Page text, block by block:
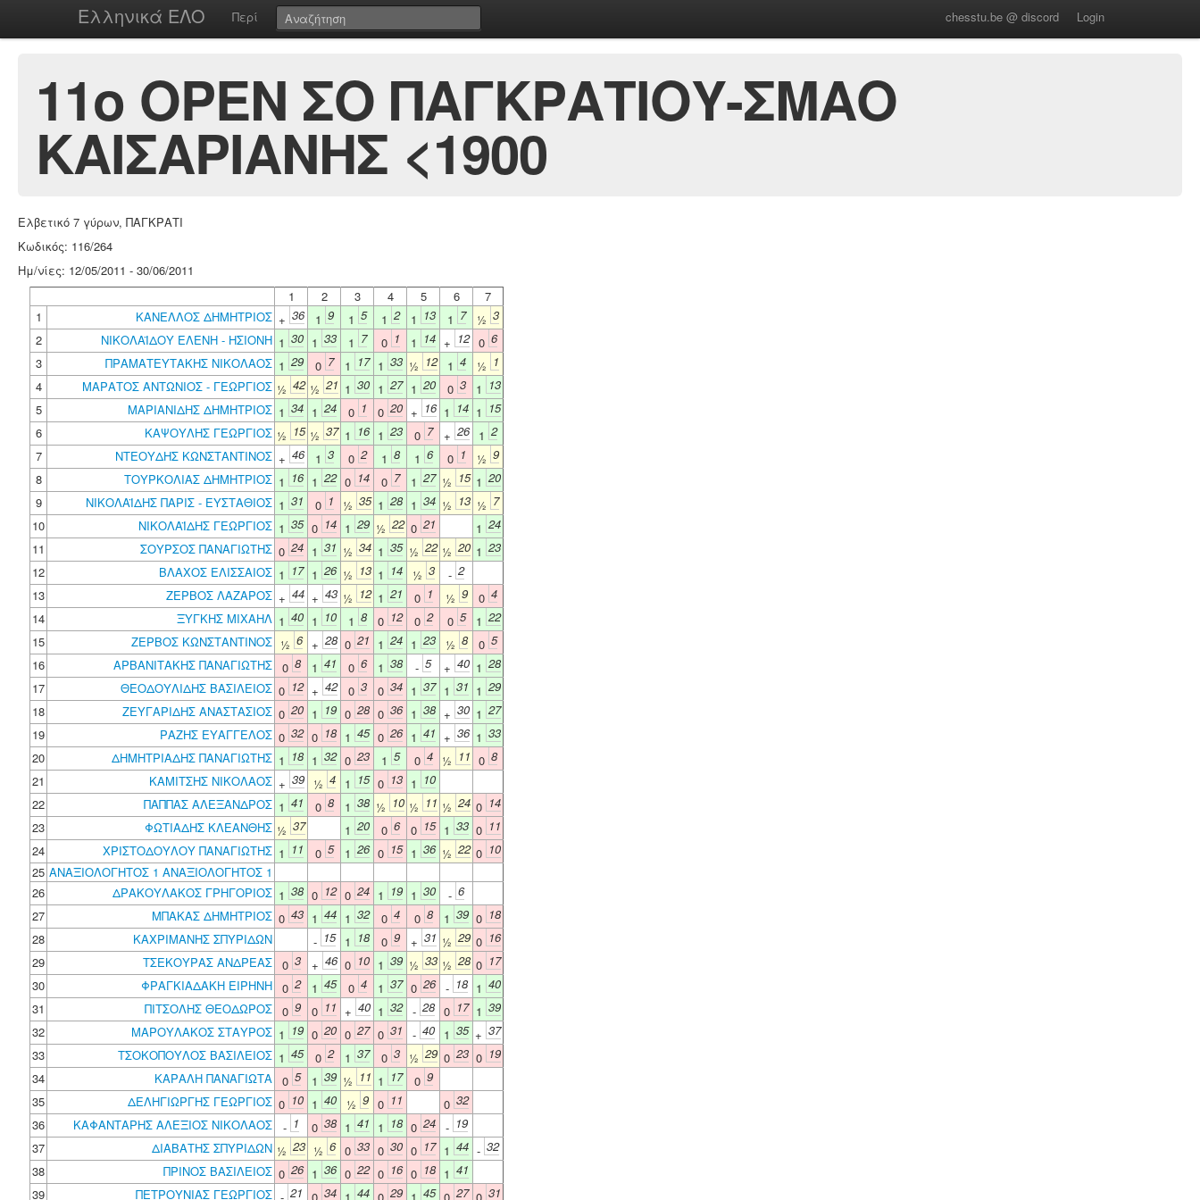
Ελληνικά ΕΛΟ Περί chesstu.be @ discord Login
11ο ΟΡΕΝ ΣΟ ΠΑΓΚΡΑΤΙΟΥ-ΣΜΑΟ
ΚΑΙΣΑΡΙΑΝΗΣ <1900
Ελβετικό 7 γύρων, ΠΑΓΚΡΑΤΙ
Κωδικός: 116/264
Ημ/νίες: 12/05/2011 - 30/06/2011
1
2 3 4 5 6
7
1
ΚΑΝΕΛΛΟΣ ΔΗΜΗΤΡΙΟΣ + 36 1 9 1 5 1 2 1 13 1 7 ½ 3
2
ΝΙΚΟΛΑΪΔΟΥ ΕΛΕΝΗ - ΗΣΙΟΝΗ 1 30 1 33 1 7 0 1 1 14 + 12 0 6
3
ΠΡΑΜΑΤΕΥΤΑΚΗΣ ΝΙΚΟΛΑΟΣ 1 29 0 7 1 17 1 33 ½ 12 1 4 ½ 1
4
ΜΑΡΑΤΟΣ ΑΝΤΩΝΙΟΣ - ΓΕΩΡΓΙΟΣ ½ 42 ½ 21 1 30 1 27 1 20 0 3 1 13
5
ΜΑΡΙΑΝΙΔΗΣ ΔΗΜΗΤΡΙΟΣ 1 34 1 24 0 1 0 20 + 16 1 14 1 15
6
ΚΑΨΟΥΛΗΣ ΓΕΩΡΓΙΟΣ ½ 15 ½ 37 1 16 1 23 0 7 + 26 1 2
7
ΝΤΕΟΥΔΗΣ ΚΩΝΣΤΑΝΤΙΝΟΣ + 46 1 3 0 2 1 8 1 6 0 1 ½ 9
8
ΤΟΥΡΚΟΛΙΑΣ ΔΗΜΗΤΡΙΟΣ 1 16 1 22 0 14 0 7 1 27 ½ 15 1 20
9
ΝΙΚΟΛΑΪΔΗΣ ΠΑΡΙΣ - ΕΥΣΤΑΘΙΟΣ 1 31 0 1 ½ 35 1 28 1 34 ½ 13 ½ 7
10
ΝΙΚΟΛΑΪΔΗΣ ΓΕΩΡΓΙΟΣ 1 35 0 14 1 29 ½ 22 0 21 1 24
11
ΣΟΥΡΣΟΣ ΠΑΝΑΓΙΩΤΗΣ 0 24 1 31 ½ 34 1 35 ½ 22 ½ 20 1 23
12
ΒΛΑΧΟΣ ΕΛΙΣΣΑΙΟΣ 1 17 1 26 ½ 13 1 14 ½ 3 - 2
13
ΖΕΡΒΟΣ ΛΑΖΑΡΟΣ + 44 + 43 ½ 12 1 21 0 1 ½ 9 0 4
14
ΞΥΓΚΗΣ ΜΙΧΑΗΛ 1 40 1 10 1 8 0 12 0 2 0 5 1 22
15
ΖΕΡΒΟΣ ΚΩΝΣΤΑΝΤΙΝΟΣ ½ 6 + 28 0 21 1 24 1 23 ½ 8 0 5
16
ΑΡΒΑΝΙΤΑΚΗΣ ΠΑΝΑΓΙΩΤΗΣ 0 8 1 41 0 6 1 38 - 5 + 40 1 28
17
ΘΕΟΔΟΥΛΙΔΗΣ ΒΑΣΙΛΕΙΟΣ 0 12 + 42 0 3 0 34 1 37 1 31 1 29
18
ΖΕΥΓΑΡΙΔΗΣ ΑΝΑΣΤΑΣΙΟΣ 0 20 1 19 0 28 0 36 1 38 + 30 1 27
19
ΡΑΖΗΣ ΕΥΑΓΓΕΛΟΣ 0 32 0 18 1 45 0 26 1 41 + 36 1 33
20
ΔΗΜΗΤΡΙΑΔΗΣ ΠΑΝΑΓΙΩΤΗΣ 1 18 1 32 0 23 1 5 0 4 ½ 11 0 8
21
ΚΑΜΙΤΣΗΣ ΝΙΚΟΛΑΟΣ + 39 ½ 4 1 15 0 13 1 10
22
ΠΑΠΠΑΣ ΑΛΕΞΑΝΔΡΟΣ 1 41 0 8 1 38 ½ 10 ½ 11 ½ 24 0 14
23
ΦΩΤΙΑΔΗΣ ΚΛΕΑΝΘΗΣ ½ 37 1 20 0 6 0 15 1 33 0 11
24
ΧΡΙΣΤΟΔΟΥΛΟΥ ΠΑΝΑΓΙΩΤΗΣ 1 11 0 5 1 26 0 15 1 36 ½ 22 0 10
25 ΑΝΑΞΙΟΛΟΓΗΤΟΣ 1 ΑΝΑΞΙΟΛΟΓΗΤΟΣ 1
26
ΔΡΑΚΟΥΛΑΚΟΣ ΓΡΗΓΟΡΙΟΣ 1 38 0 12 0 24 1 19 1 30 - 6
27
ΜΠΑΚΑΣ ΔΗΜΗΤΡΙΟΣ 0 43 1 44 1 32 0 4 0 8 1 39 0 18
28
ΚΑΧΡΙΜΑΝΗΣ ΣΠΥΡΙΔΩΝ - 15 1 18 0 9 + 31 ½ 29 0 16
29
ΤΣΕΚΟΥΡΑΣ ΑΝΔΡΕΑΣ 0 3 + 46 0 10 1 39 ½ 33 ½ 28 0 17
30
ΦΡΑΓΚΙΑΔΑΚΗ ΕΙΡΗΝΗ 0 2 1 45 0 4 1 37 0 26 - 18 1 40
31
ΠΙΤΣΟΛΗΣ ΘΕΟΔΩΡΟΣ 0 9 0 11 + 40 1 32 - 28 0 17 1 39
32
ΜΑΡΟΥΛΑΚΟΣ ΣΤΑΥΡΟΣ 1 19 0 20 0 27 0 31 - 40 1 35 + 37
33
ΤΣΟΚΟΠΟΥΛΟΣ ΒΑΣΙΛΕΙΟΣ 1 45 0 2 1 37 0 3 ½ 29 0 23 0 19
34
ΚΑΡΑΛΗ ΠΑΝΑΓΙΩΤΑ 0 5 1 39 ½ 11 1 17 0 9
35
ΔΕΛΗΓΙΩΡΓΗΣ ΓΕΩΡΓΙΟΣ 0 10 1 40 ½ 9 0 11 0 32
36
ΚΑΦΑΝΤΑΡΗΣ ΑΛΕΞΙΟΣ ΝΙΚΟΛΑΟΣ - 1 0 38 1 41 1 18 0 24 - 19
37
ΔΙΑΒΑΤΗΣ ΣΠΥΡΙΔΩΝ ½ 23 ½ 6 0 33 0 30 0 17 1 44 - 32
38
ΠΡΙΝΟΣ ΒΑΣΙΛΕΙΟΣ 0 26 1 36 0 22 0 16 0 18 1 41
39
ΠΕΤΡΟΥΝΙΑΣ ΓΕΩΡΓΙΟΣ 21 34 44 29 45 27 31